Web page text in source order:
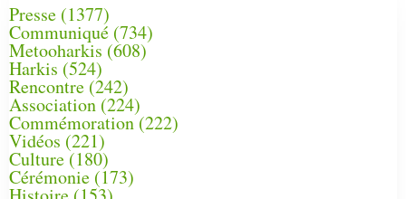
Presse (1377)
Communiqué (734)
Metooharkis (608)
Harkis (524)
Rencontre (242)
Association (224)
Commémoration(222)
Vidéos (221)
Culture(180)
Cérémonie (173)